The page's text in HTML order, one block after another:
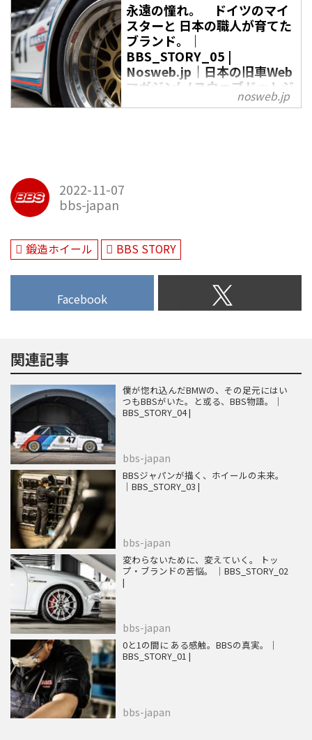
永遠の憧れ。 ドイツのマイ
スターと 日本の職人が育てた
ブランド。｜
BBS_STORY_05 |
Nosweb.jp｜日本の旧車Web
マガジン[ノスウェブドットジ
我々がメッシュと括るあのホイ
nosweb.jp
2022-11-07
bbs-japan
鍛造ホイール BBS STORY
Facebook
関連記事
僕が惚れ込んだBMWの、その足元にはい
つもBBSがいた。と或る、BBS物語。｜
BBS_STORY_04 |
bbs-japan
BBSジャパンが描く、ホイールの未来。
｜BBS_STORY_03 |
bbs-japan
変わらないために、変えていく。 トッ
プ・ブランドの苦悩。 ｜BBS_STORY_02
|
bbs-japan
0と1の間に ある感触。BBSの真実。｜
BBS_STORY_01 |
bbs-japan